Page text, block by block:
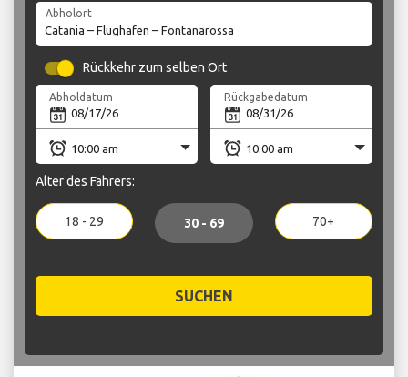
Abholort
Rückkehr zum selben Ort
Abholdatum Rückgabedatum
Alter des Fahrers:
18 - 29 30 - 69 70+
SUCHEN